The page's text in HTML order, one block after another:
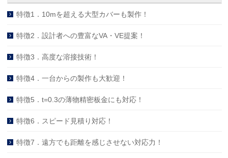
特徴1．10mを超える大型カバーも製作！
特徴2．設計者への豊富なVA・VE提案！
特徴3．高度な溶接技術！
特徴4．一台からの製作も大歓迎！
特徴5．t=0.3の薄物精密板金にも対応！
特徴6．スピード見積り対応！
特徴7．遠方でも距離を感じさせない対応力！